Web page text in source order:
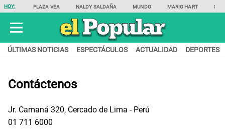
HOY: PLAZA VEA NALDY SALDAÑA MUNDO MARIO HART
ÚLTIMAS NOTICIAS ESPECTÁCULOS ACTUALIDAD DEPORTES
Contáctenos
Jr. Camaná 320, Cercado de Lima - Perú
01 711 6000